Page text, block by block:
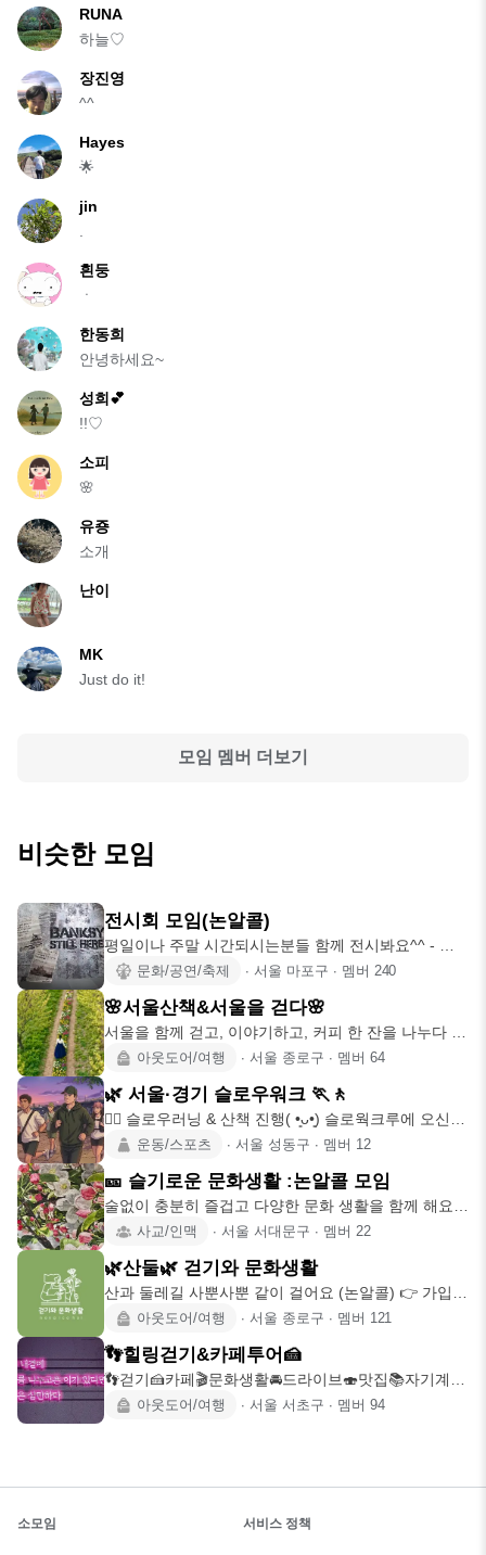
RUNA
하늘♡
장진영
^^
Hayes
🌟
jin
흰둥
ㆍ
한동희
안녕하세요~
성희💕
!!♡
소피
🌸
유죵
소개
난이
MK
Just do it!
모임 멤버 더보기
비슷한 모임
전시회 모임(논알콜)
평일이나 주말 시간되시는분들 함께 전시봐요^^ - 가
입시 '자기 소개
문화/공연/축제 ∙ 서울 마포구 ∙ 멤버 240
🌸서울산책&서울을 걷다🌸
서울을 함께 걷고, 이야기하고, 커피 한 잔을 나누다 보
면 평범했던 하
아웃도어/여행 ∙ 서울 종로구 ∙ 멤버 64
🌿 서울·경기 슬로우워크 🏃‍🚶
🏃‍♀️ 슬로우러닝 & 산책 진행( •͈ᴗ•͈) 슬로웍크루에 오신것
을 환 운동/스포츠 ∙ 서울 성동구 ∙ 멤버 12
🎫 슬기로운 문화생활 :논알콜 모임
술없이 충분히 즐겁고 다양한 문화 생활을 함께 해요~
🎟 영화 감상
사교/인맥 ∙ 서울 서대문구 ∙ 멤버 22
🌿산둘🌿 걷기와 문화생활
산과 둘레길 사뿐사뿐 같이 걸어요 (논알콜) 👉 가입
조건(기존회원제외
아웃도어/여행 ∙ 서울 종로구 ∙ 멤버 121
👣힐링걷기&카페투어🍰
👣걷기🍰카페🎬문화생활🚘드라이브🍣맛집📚자기계발
함께해요~~^^ 📢가입조건
아웃도어/여행 ∙ 서울 서초구 ∙ 멤버 94
소모임 서비스 정책